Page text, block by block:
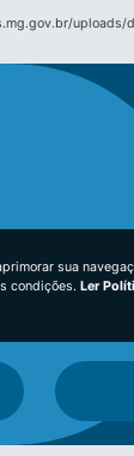
sua
condições. Ler